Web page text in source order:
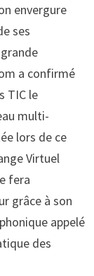
envergure
ses
a confirmé
TIC le
multi-
lors de ce
Virtuel
fera
grâce à son
appelé
des